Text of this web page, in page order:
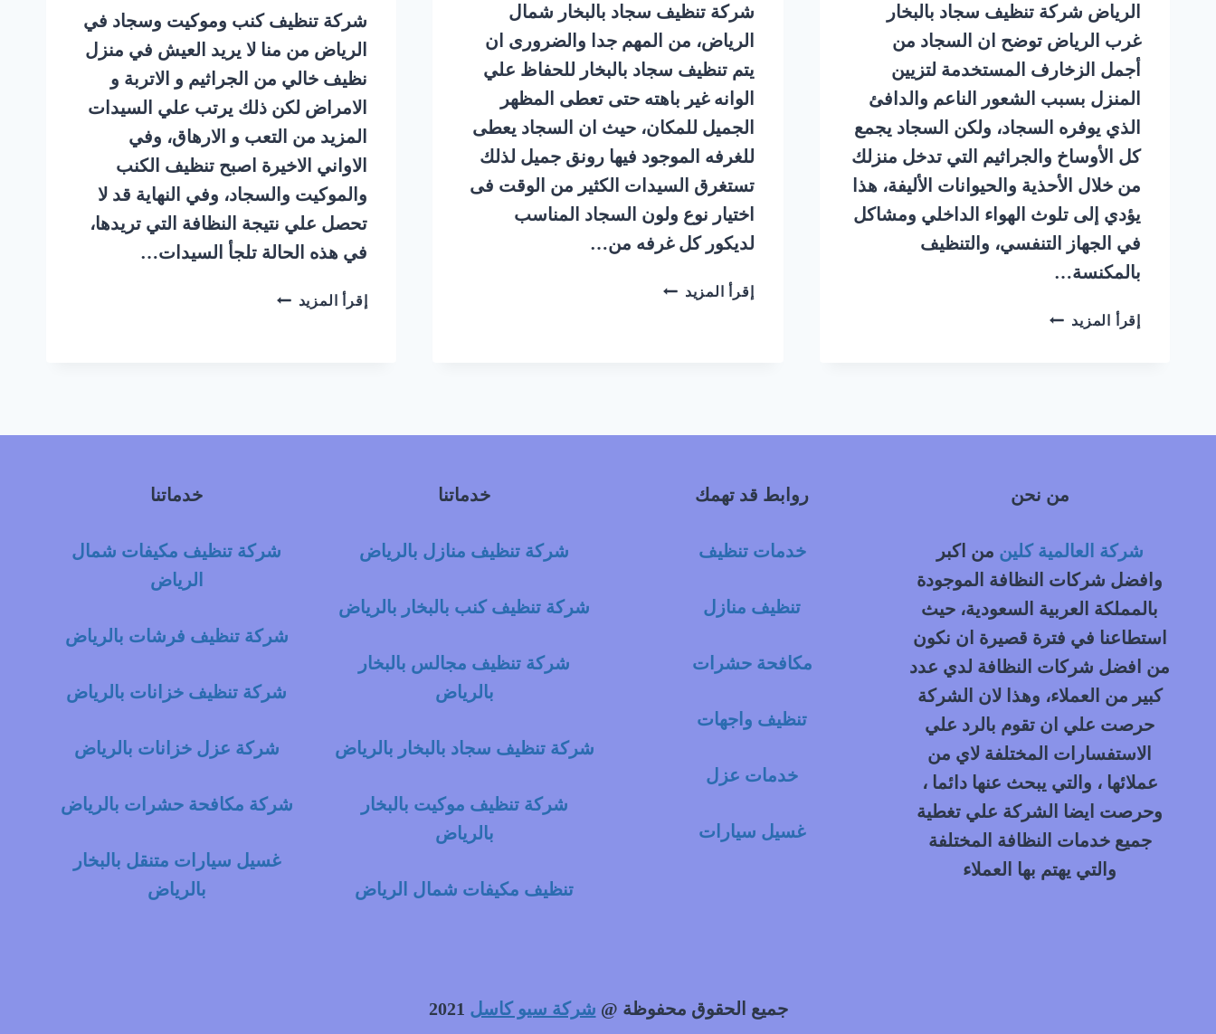
الرياض شركة تنظيف سجاد بالبخار
غرب الرياض توضح ان السجاد من
أجمل الزخارف المستخدمة لتزيين
المنزل بسبب الشعور الناعم والدافئ
الذي يوفره السجاد، ولكن السجاد يجمع
كل الأوساخ والجراثيم التي تدخل منزلك
من خلال الأحذية والحيوانات الأليفة، هذا
يؤدي إلى تلوث الهواء الداخلي ومشاكل
في الجهاز التنفسي، والتنظيف
بالمكنسة…
إقرأ المزيد شركة
شركة تنظيف سجاد بالبخار شمال
الرياض، من المهم جدا والضرورى ان
يتم تنظيف سجاد بالبخار للحفاظ علي
الوانه غير باهته حتى تعطى المظهر
الجميل للمكان، حيث ان السجاد يعطى
للغرفه الموجود فيها رونق جميل لذلك
تستغرق السيدات الكثير من الوقت فى
اختيار نوع ولون السجاد المناسب
لديكور كل غرفه من…
إقرأ المزيد شركة
شركة تنظيف كنب وموكيت وسجاد في
الرياض من منا لا يريد العيش في منزل
نظيف خالي من الجراثيم و الاتربة و
الامراض لكن ذلك يرتب علي السيدات
المزيد من التعب و الارهاق، وفي
الاواني الاخيرة اصبح تنظيف الكنب
والموكيت والسجاد، وفي النهاية قد لا
تحصل علي نتيجة النظافة التي تريدها،
في هذه الحالة تلجأ السيدات…
إقرأ المزيد شركة
من نحن
شركة العالمية كلين من اكبر
وافضل شركات النظافة الموجودة
بالمملكة العربية السعودية، حيث
استطاعنا في فترة قصيرة ان نكون
من افضل شركات النظافة لدي عدد
كبير من العملاء، وهذا لان الشركة
حرصت علي ان تقوم بالرد علي
الاستفسارات المختلفة لاي من
عملائها ، والتي يبحث عنها دائما ،
وحرصت ايضا الشركة علي تغطية
جميع خدمات النظافة المختلفة
والتي يهتم بها العملاء
روابط قد تهمك
خدمات تنظيف
تنظيف منازل
مكافحة حشرات
تنظيف واجهات
خدمات عزل
غسيل سيارات
خدماتنا
شركة تنظيف منازل بالرياض
شركة تنظيف كنب بالبخار بالرياض
شركة تنظيف مجالس بالبخار
بالرياض
شركة تنظيف سجاد بالبخار بالرياض
شركة تنظيف موكيت بالبخار
بالرياض
تنظيف مكيفات شمال الرياض
خدماتنا
شركة تنظيف مكيفات شمال
الرياض
شركة تنظيف فرشات بالرياض
شركة تنظيف خزانات بالرياض
شركة عزل خزانات بالرياض
شركة مكافحة حشرات بالرياض
غسيل سيارات متنقل بالبخار
بالرياض
جميع الحقوق محفوظة @ شركة سيو كاسل